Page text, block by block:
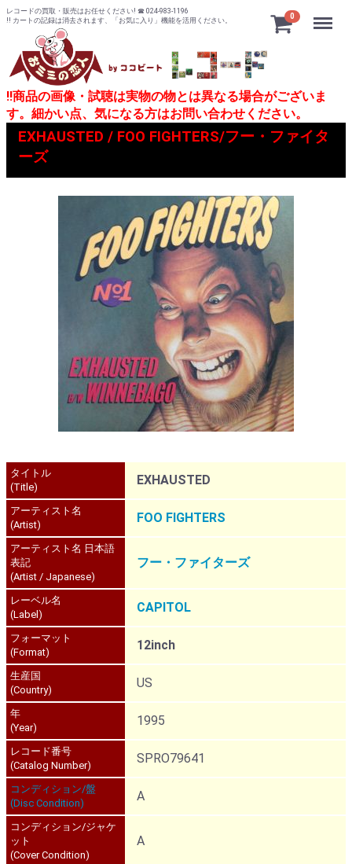
レコードの買取・販売はお任せください! ☎ 024-983-1196
!! カートの記録は消去されます、「お気に入り」機能を活用ください。
0 Menu
!!商品の画像・試聴は実物の物とは異なる場合がございま
す。細かい点、気になる方はお問い合わせください。
EXHAUSTED / FOO FIGHTERS/フー・ファイタ
ーズ
タイトル
(Title)
EXHAUSTED
アーティスト名
(Artist)
FOO FIGHTERS
アーティスト名 日本語
表記
(Artist / Japanese)
フー・ファイターズ
レーベル名
(Label)
CAPITOL
フォーマット
(Format)
12inch
生産国
(Country)
US
年
(Year)
1995
レコード番号
(Catalog Number)
SPRO79641
コンディション/盤
(Disc Condition)
A
コンディション/ジャケ
ット
(Cover Condition)
A